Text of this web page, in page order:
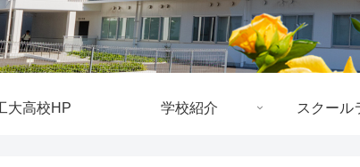
大高校HP 学校紹介 スクール